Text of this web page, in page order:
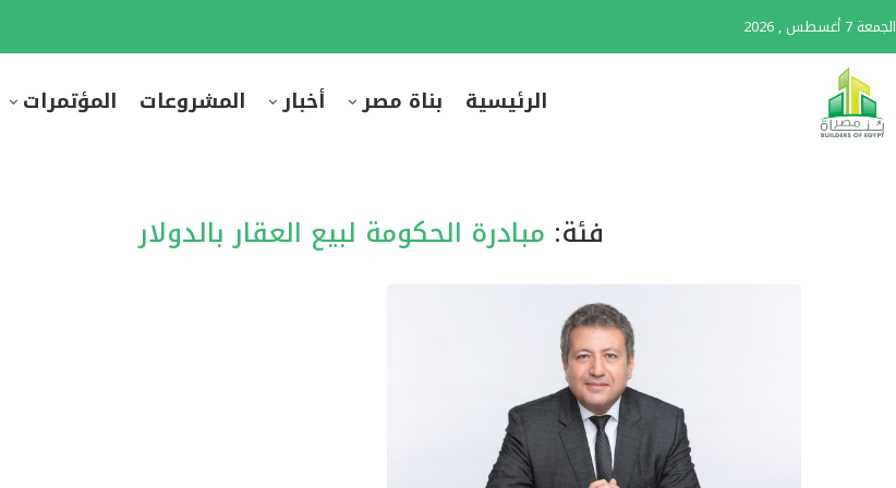
الجمعة 7 أغسطس , 2026
الرئيسية بناة مصر أخبار المشروعات المؤتمرات
فئة: مبادرة الحكومة لبيع العقار بالدولار